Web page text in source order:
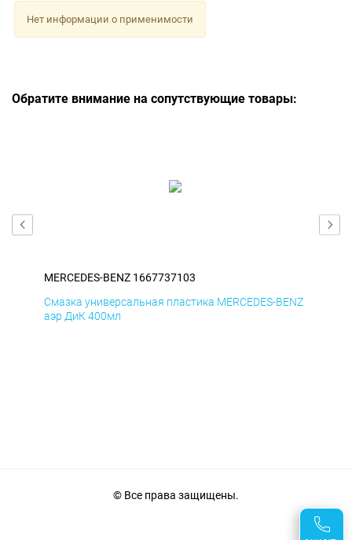
Нет информации о применимости
Обратите внимание на сопутствующие товары:
MERCEDES-BENZ 1667737103
Смазка универсальная пластика MERCEDES-BENZ
аэр ДиК 400мл
© Все права защищены.